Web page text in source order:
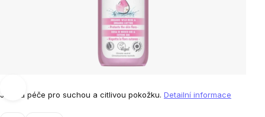
Jemná péče pro suchou a citlivou pokožku. Detailní informace